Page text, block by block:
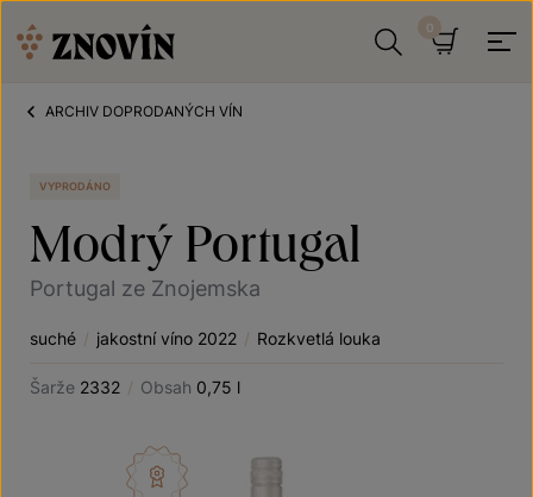
ARCHIV DOPRODANÝCH VÍN
VYPRODÁNO
Modrý Portugal
Portugal ze Znojemska
suché / jakostní víno 2022 / Rozkvetlá louka
Šarže 2332 / Obsah 0,75 l